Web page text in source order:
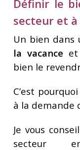
Définir le
secteur et
Un bien
la vacance
bien le
C’est
à la demande
Je vous
secteur